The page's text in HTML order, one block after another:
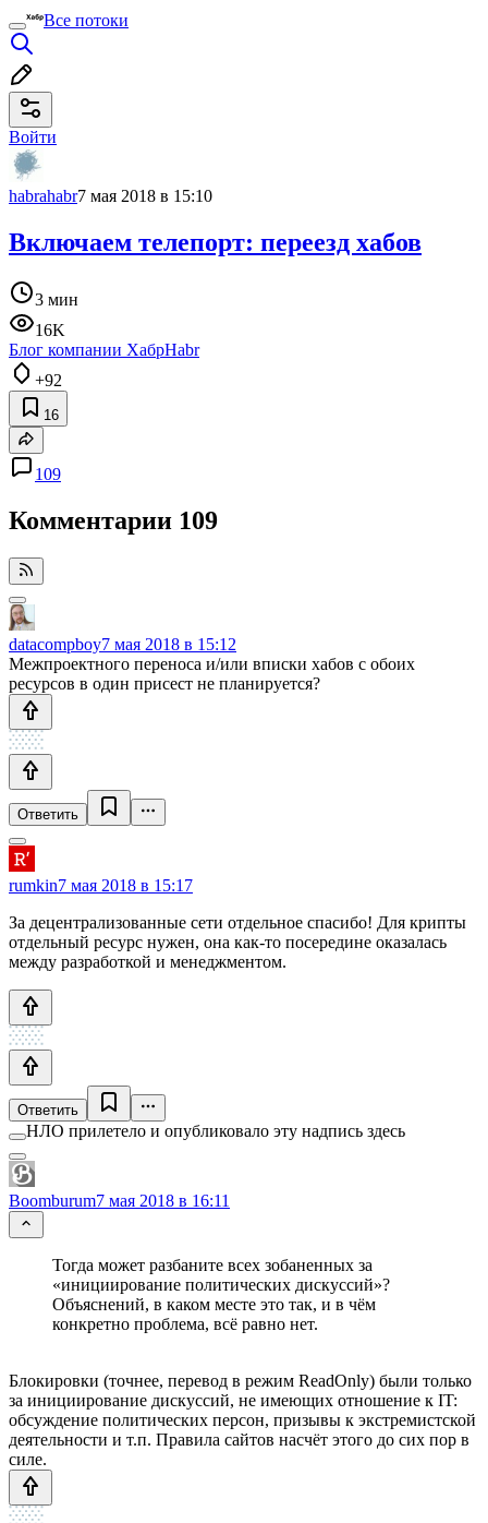
Все потоки
Войти
habrahabr7 мая 2018 в 15:10
Включаем телепорт: переезд хабов
3 мин
16K
Блог компании ХабрHabr
+92
16
109
Комментарии 109
datacompboy7 мая 2018 в 15:12
Межпроектного переноса и/или вписки хабов с обоих
ресурсов в один присест не планируется?
Ответить
rumkin7 мая 2018 в 15:17
За децентрализованные сети отдельное спасибо! Для крипты
отдельный ресурс нужен, она как-то посередине оказалась
между разработкой и менеджментом.
Ответить
НЛО прилетело и опубликовало эту надпись здесь
Boomburum7 мая 2018 в 16:11
Тогда может разбаните всех зобаненных за
«инициирование политических дискуссий»?
Объяснений, в каком месте это так, и в чём
конкретно проблема, всё равно нет.
Блокировки (точнее, перевод в режим ReadOnly) были только
за инициирование дискуссий, не имеющих отношение к IT:
обсуждение политических персон, призывы к экстремистской
деятельности и т.п. Правила сайтов насчёт этого до сих пор в
силе.